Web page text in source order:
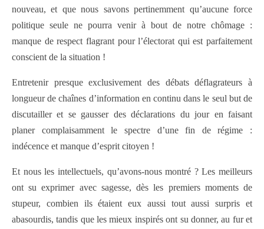
nouveau, et que nous savons pertinemment qu’aucune force
politique seule ne pourra venir à bout de notre chômage :
manque de respect flagrant pour l’électorat qui est parfaitement
conscient de la situation !
Entretenir presque exclusivement des débats déflagrateurs à
longueur de chaînes d’information en continu dans le seul but de
discutailler et se gausser des déclarations du jour en faisant
planer complaisamment le spectre d’une fin de régime :
indécence et manque d’esprit citoyen !
Et nous les intellectuels, qu’avons-nous montré ? Les meilleurs
ont su exprimer avec sagesse, dès les premiers moments de
stupeur, combien ils étaient eux aussi tout aussi surpris et
abasourdis, tandis que les mieux inspirés ont su donner, au fur et